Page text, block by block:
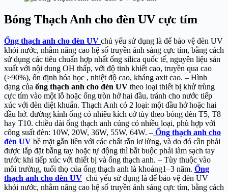
Bóng Thạch Anh cho đèn UV cực tím
Ống thạch anh cho đèn UV chủ yếu sử dụng là để bảo vệ đèn UV
khỏi nước, nhằm nâng cao hệ số truyền ánh sáng cực tím, bằng cách
sử dụng các tiêu chuẩn hợp nhất ống silica quốc tế, nguyên liệu sản
xuất với nội dung OH thấp, với độ tinh khiết cao, truyền qua cao
(≥90%), ổn định hóa học , nhiệt độ cao, kháng axit cao. – Hình
dạng của ống thạch anh cho đèn UV theo loại thiết bị khử trùng
cực tím vào một lỗ hoặc ống tròn hở hai đầu, tránh cho nước tiếp
xúc với đèn diệt khuẩn. Thạch Anh có 2 loại: một đầu hở hoặc hai
đầu hở. đường kính ống có nhiêu kích cở tùy theo bóng đèn T5, T8
hay T10. chiều dài ống thạch anh củng có nhiều loại, phù hợp với
công suất đèn: 10W, 20W, 36W, 55W, 64W. – Ống thạch anh cho
đèn UV bề mặt gắn liền với các chất rắn lơ lửng, và do đó cần phải
được lắp đặt bằng tay hoặc tự động thì bắt buộc phải làm sạch tay
trước khi tiếp xúc với thiết bị và ống thạch anh. – Tùy thuộc vào
môi trường, tuổi thọ của ống thạch anh là khoảng1–3 năm. Ống
thạch anh cho đèn UV chủ yếu sử dụng là để bảo vệ đèn UV
khỏi nước, nhằm nâng cao hệ số truyền ánh sáng cực tím, bằng cách